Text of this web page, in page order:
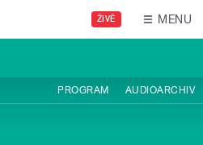
ŽIVĚ MENU
PROGRAM AUDIOARCHIV